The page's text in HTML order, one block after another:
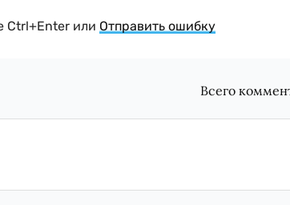
Ctrl+Enter или Отправить ошибку
Всего